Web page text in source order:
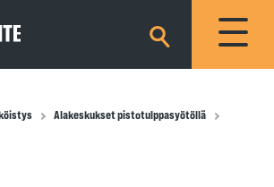
×
Alakeskukset pistotulppasyötöllä